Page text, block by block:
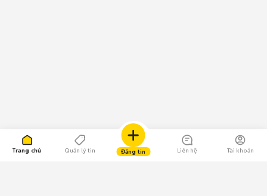
Trang chủ Quản lý tin Đăng tin Liên hệ Tài khoản